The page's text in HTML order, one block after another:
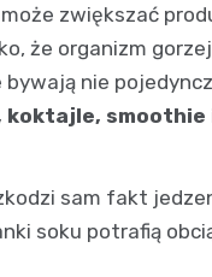
zwiększać
że organizm
nie
koktajle, smoothie
sam fakt
soku potrafią